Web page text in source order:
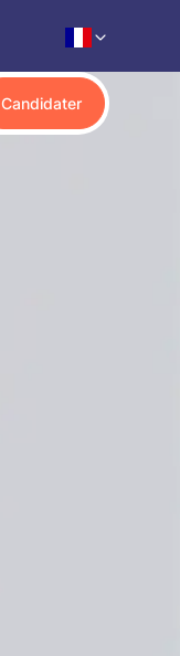
Candidater